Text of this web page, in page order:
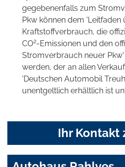
gegebenenfalls zum
Pkw können dem 'Leitfaden
Kraftstoffverbrauch, die
CO2-Emissionen und den
Stromverbrauch neuer
werden, der an allen
'Deutschen Automobil
unentgeltlich erhältlich ist
Ihr Kontakt